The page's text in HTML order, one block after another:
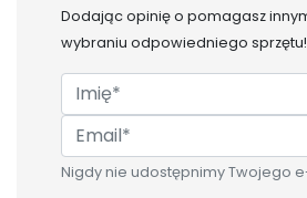
Dodając opinię o pomagasz
wybraniu odpowiedniego sprzętu!
Nigdy nie udostępnimy Twojego